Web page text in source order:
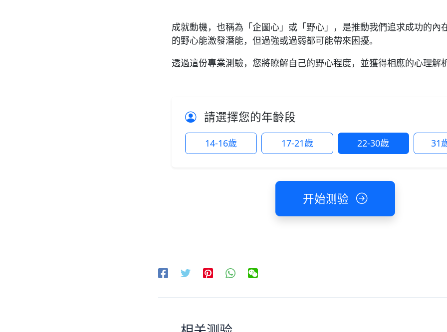
成就動機，也稱為「企圖心」或「野心」，是推動我們追求成功的內
的野心能激發潛能，但過強或過弱都可能帶來困擾。
透過這份專業測驗，您將瞭解自己的野心程度，並獲得相應的心理解
請選擇您的年齡段
14-16歲 17-21歲 22-30歲 31
开始测验